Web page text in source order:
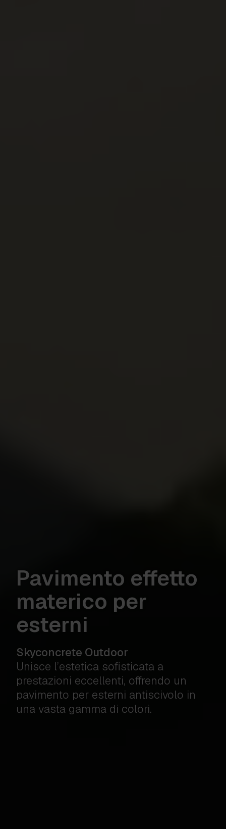
Pavimento effetto
materico per
esterni
Skyconcrete Outdoor
Unisce l’estetica sofisticata a
prestazioni eccellenti, offrendo un
pavimento per esterni antiscivolo in
una vasta gamma di colori.